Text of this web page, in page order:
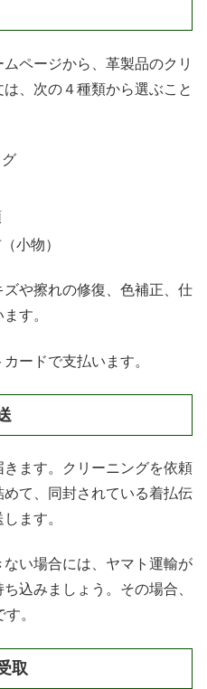
ページから、革製品のクリ
、次の４種類から選ぶこと
小物）
や擦れの修復、色補正、仕
す。
ードで支払います。
ます。クリーニングを依頼
て、同封されている着払伝
ます。
い場合には、ヤマト運輸が
込みましょう。その場合、
す。
取